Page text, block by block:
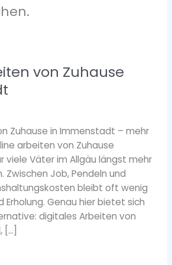
von Zuhause
Zuhause in Immenstadt – mehr
arbeiten von Zuhause
viele Väter im Allgäu längst mehr
Zwischen Job, Pendeln und
bleibt oft wenig
Erholung. Genau hier bietet sich
digitales Arbeiten von
[…]